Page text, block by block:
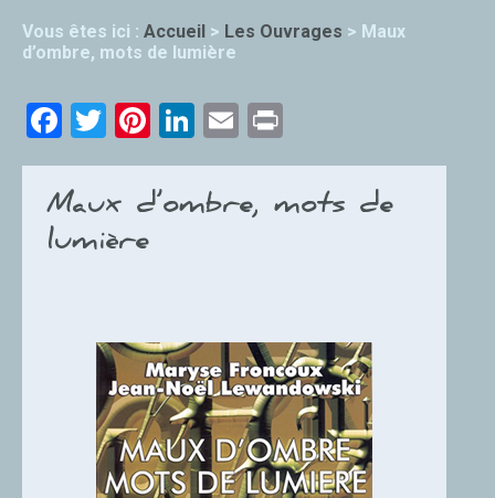
Vous êtes ici : Accueil > Les Ouvrages > Maux
d’ombre, mots de lumière
Facebook
TwitterPinterest
LinkedIn
Email
Maux d’ombre, mots de
lumière